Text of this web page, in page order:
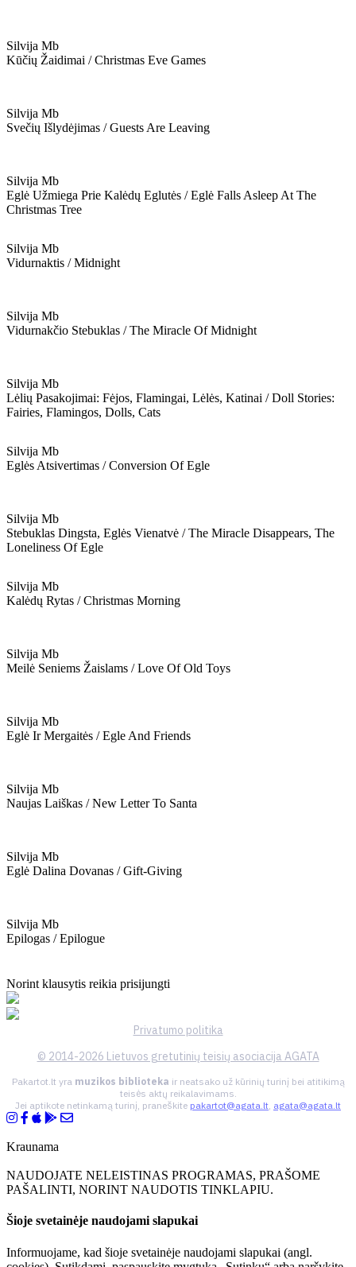
Silvija Mb
Kūčių Žaidimai / Christmas Eve Games
Silvija Mb
Svečių Išlydėjimas / Guests Are Leaving
Silvija Mb
Eglė Užmiega Prie Kalėdų Eglutės / Eglė Falls Asleep At The
Christmas Tree
Silvija Mb
Vidurnaktis / Midnight
Silvija Mb
Vidurnakčio Stebuklas / The Miracle Of Midnight
Silvija Mb
Lėlių Pasakojimai: Fėjos, Flamingai, Lėlės, Katinai / Doll Stories:
Fairies, Flamingos, Dolls, Cats
Silvija Mb
Eglės Atsivertimas / Conversion Of Egle
Silvija Mb
Stebuklas Dingsta, Eglės Vienatvė / The Miracle Disappears, The
Loneliness Of Egle
Silvija Mb
Kalėdų Rytas / Christmas Morning
Silvija Mb
Meilė Seniems Žaislams / Love Of Old Toys
Silvija Mb
Eglė Ir Mergaitės / Egle And Friends
Silvija Mb
Naujas Laiškas / New Letter To Santa
Silvija Mb
Eglė Dalina Dovanas / Gift-Giving
Silvija Mb
Epilogas / Epilogue
Norint klausytis reikia prisijungti
Privatumo politika
© 2014-2026 Lietuvos gretutinių teisių asociacija AGATA
Pakartot.lt yra muzikos biblioteka ir neatsako už kūrinių turinį bei atitikimą
teisės aktų reikalavimams.
Jei aptikote netinkamą turinį, praneškite pakartot@agata.lt, agata@agata.lt
Kraunama
NAUDOJATE NELEISTINAS PROGRAMAS, PRAŠOME
PAŠALINTI, NORINT NAUDOTIS TINKLAPIU.
Šioje svetainėje naudojami slapukai
Informuojame, kad šioje svetainėje naudojami slapukai (angl.